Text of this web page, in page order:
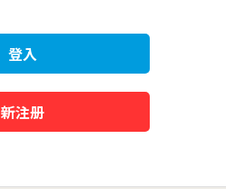
登入
新注册